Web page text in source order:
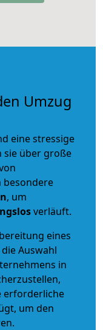
Umzug
eine stressige
sie über große
besondere
, um
verläuft.
eines
Auswahl
in
erforderliche
um den